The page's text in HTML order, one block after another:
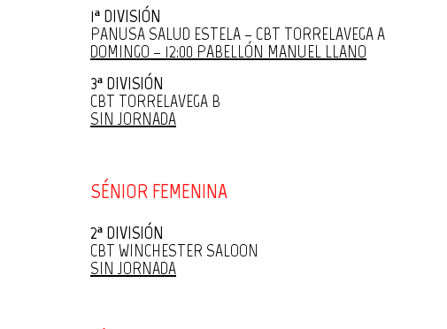
1ª DIVISIÓN
PANUSA SALUD ESTELA – CBT TORRELAVEGA A
DOMINGO – 12:00 PABELLÓN MANUEL LLANO
3ª DIVISIÓN
CBT TORRELAVEGA B
SIN JORNADA
SÉNIOR FEMENINA
2ª DIVISIÓN
CBT WINCHESTER SALOON
SIN JORNADA